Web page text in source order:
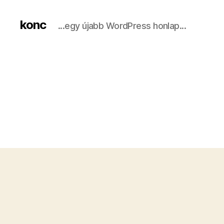
konc ...egy újabb WordPress honlap...